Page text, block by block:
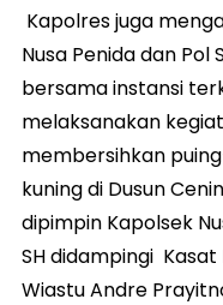
Kapolres juga
Nusa Penida dan
bersama instansi
melaksanakan
membersihkan
kuning di Dusun
dipimpin Kapolsek
SH didampingi Kasat
Wiastu Andre